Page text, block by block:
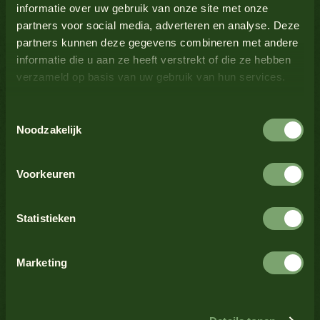
informatie over uw gebruik van onze site met onze
partners voor social media, adverteren en analyse. Deze
partners kunnen deze gegevens combineren met andere
informatie die u aan ze heeft verstrekt of die ze hebben
verzameld op basis van uw gebruik van hun services.
Noodzakelijk
Voorkeuren
Statistieken
Marketing
Melk Nee
Mosterd
Noten Nee
Schaaldieren Nee
Selderij Nee
Nee
Bekijk alle producten
Bekijk alle producten
Bekijk alle producten